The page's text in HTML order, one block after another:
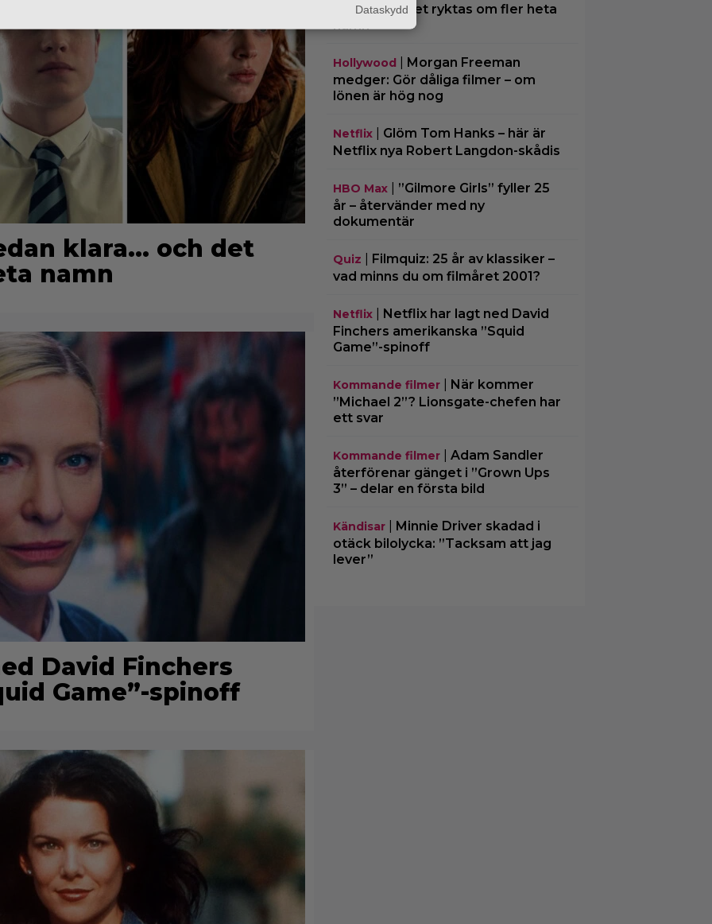
klara… och det
namn
David Finchers
Game”-spinoff
klara… och det ryktas om fler heta
Hollywood
Morgan Freeman
medger: Gör dåliga filmer – om
lönen är hög nog
Netflix| Glöm Tom Hanks – här är
Netflix nya Robert Langdon-skådis
HBO Max| ”Gilmore Girls” fyller 25
år – återvänder med ny
dokumentär
Quiz
Filmquiz: 25 år av klassiker –
vad minns du om filmåret 2001?
Netflix| Netflix har lagt ned David
Finchers amerikanska ”Squid
Game”-spinoff
Kommande filmer| När kommer
”Michael 2”? Lionsgate-chefen har
ett svar
Kommande filmer| Adam Sandler
återförenar gänget i ”Grown Ups
3” – delar en första bild
Kändisar| Minnie Driver skadad i
otäck bilolycka: ”Tacksam att jag
lever”
Dataskydd